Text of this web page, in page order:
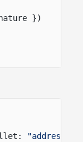
})
"address"